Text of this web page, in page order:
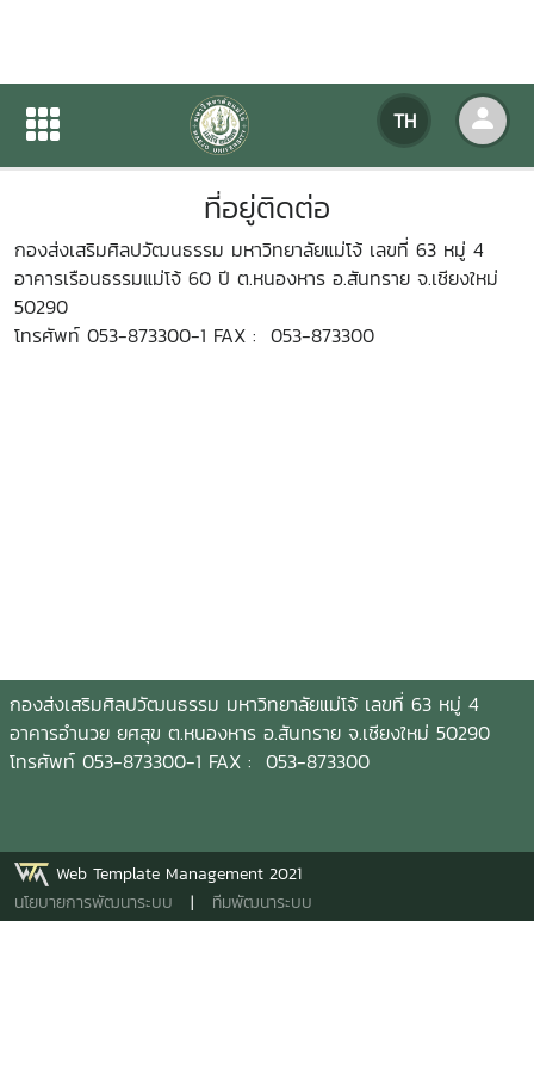
TH
ที่อยู่ติดต่อ
เกี่ยวกับหน่วยงาน ที่อยู่ติดต่อ
ที่อยู่ติดต่อ
กองส่งเสริมศิลปวัฒนธรรม มหาวิทยาลัยแม่โจ้ เลขที่ 63 หมู่ 4
อาคารเรือนธรรมแม่โจ้ 60 ปี ต.หนองหาร อ.สันทราย จ.เชียงใหม่
50290
โทรศัพท์ 053-873300-1 FAX : 053-873300
กองส่งเสริมศิลปวัฒนธรรม มหาวิทยาลัยแม่โจ้ เลขที่ 63 หมู่ 4
อาคารอำนวย ยศสุข ต.หนองหาร อ.สันทราย จ.เชียงใหม่ 50290
โทรศัพท์ 053-873300-1 FAX : 053-873300
Web Template Management 2021
นโยบายการพัฒนาระบบ | ทีมพัฒนาระบบ